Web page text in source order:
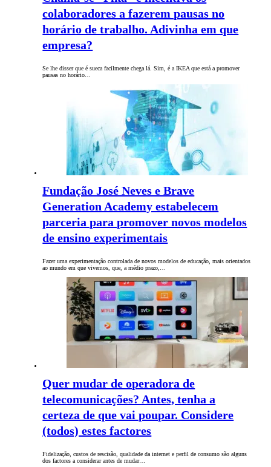
colaboradores a fazerem pausas no
horário de trabalho. Adivinha em que
empresa?
Se lhe disser que é sueca facilmente chega lá. Sim, é a IKEA que está a promover
pausas no horário…
Fundação José Neves e Brave
Generation Academy estabelecem
parceria para promover novos modelos
de ensino experimentais
Fazer uma experimentação controlada de novos modelos de educação, mais orientados
ao mundo em que vivemos, que, a médio prazo,…
Quer mudar de operadora de
telecomunicações? Antes, tenha a
certeza de que vai poupar. Considere
(todos) estes factores
Fidelização, custos de rescisão, qualidade da internet e perfil de consumo são alguns
dos factores a considerar antes de mudar…